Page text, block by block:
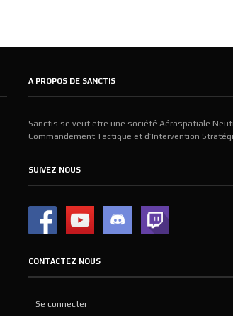
A PROPOS DE SANCTIS
Sanctis se veut etre une société Aérospatiale
Commandement Tactique et d’Intervention
SUIVEZ NOUS
CONTACTEZ NOUS
Se connecter